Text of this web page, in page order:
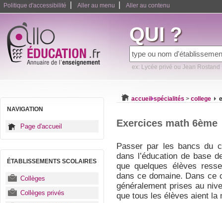
Politique d'accessibilité Aller au menu Aller au contenu
QUI ?
ex: Lycée privé ou Jean Rostand
NAVIGATION
Page d'accueil
ÉTABLISSEMENTS SCOLAIRES
Collèges
Collèges privés
accueil spécialités > college
Exercices math 6ème
Passer par les bancs du
dans l’éducation de base
que quelques élèves
dans ce domaine. Dans ce
généralement prises au
que tous les élèves aient la